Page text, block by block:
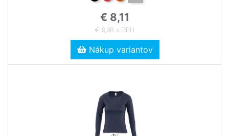
€ 8,11
€ 9,98 s DPH
Nákup variantov